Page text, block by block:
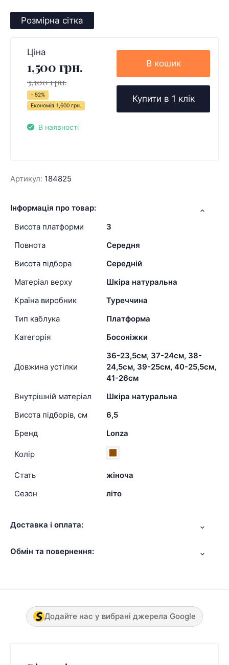
Розмірна сітка
Ціна
1,500 грн.
3,100 грн.
- 52%
Економія 1,600 грн.
В наявності
В кошик
Купити в 1 клік
Артикул: 184825
Інформація про товар:
Висота платформи
3
Повнота
Середня
Висота підбора
Середній
Матеріал верху
Шкіра натуральна
Країна виробник
Туреччина
Тип каблука
Платформа
Категорія
Босоніжки
Довжина устілки
36-23,5см, 37-24см, 38-
24,5см, 39-25см, 40-25,5см,
41-26см
Внутрішній матеріал
Шкіра натуральна
Висота підборів, см
6,5
Бренд
Lonza
Колір
Стать
жіноча
Сезон
літо
Доставка і оплата:
Обмін та повернення:
Додайте нас у вибрані джерела Google